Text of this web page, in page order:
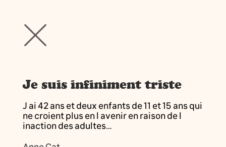
Je suis infiniment triste
J ai 42 ans et deux enfants de 11 et 15 ans qui
ne croient plus en l avenir en raison de l
inaction des adultes…